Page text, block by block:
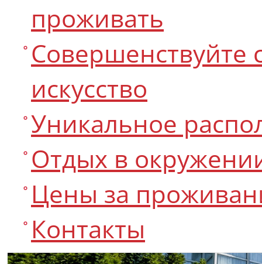
проживать
Совершенствуйте
искусство
Уникальное
Отдых в
Цены за
Контакты